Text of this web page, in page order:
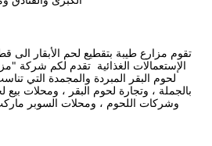
تقوم مزارع طيبة بتقطيع لحم الأبقار الى
الإستعمالات الغذائية تقدم لكم شركة
لحوم البقر المبردة والمجمدة التي
بالجملة ، وتجارة لحوم البقر ، ومحلات بيع
وشركات اللحوم ، ومحلات السوبر ماركت